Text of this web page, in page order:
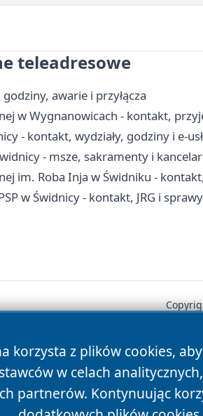
teleadresowe
awarie i przyłącza
w Wygnanowicach - kontakt,
- kontakt, wydziały, godziny i e-
- msze, sakramenty i
im. Roba Inja w Świdniku -
w Świdnicy - kontakt, JRG i
korzysta z plików cookies,
w celach
partnerów. Kontynuując
News